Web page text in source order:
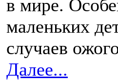
в мире.
маленьких
случаев
Далее...